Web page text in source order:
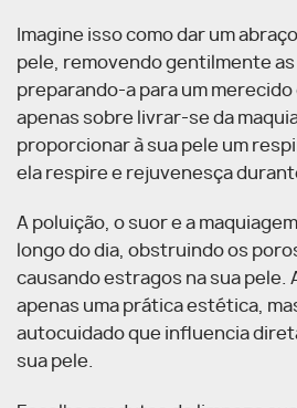
Imagine isso como dar um
pele, removendo gentilmente
preparando-a para um merecido
apenas sobre livrar-se da
proporcionar à sua pele um
ela respire e rejuvenesça
A poluição, o suor e a
longo do dia, obstruindo os
causando estragos na sua pele.
apenas uma prática estética,
autocuidado que influencia
sua pele.